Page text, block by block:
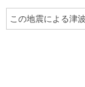
この地震による津